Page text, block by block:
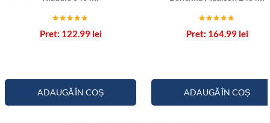
5.00
122.99 lei
ADAUGĂ ÎN COȘ
4.67
164.99 lei
ADAUGĂ ÎN COȘ